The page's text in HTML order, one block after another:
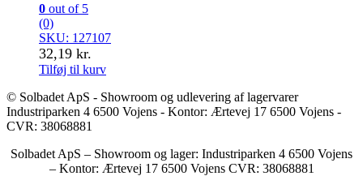
0 out of 5
(0)
SKU: 127107
32,19 kr.
Tilføj til kurv
© Solbadet ApS - Showroom og udlevering af lagervarer
Industriparken 4 6500 Vojens - Kontor: Ærtevej 17 6500 Vojens -
CVR: 38068881
Solbadet ApS – Showroom og lager: Industriparken 4 6500 Vojens
– Kontor: Ærtevej 17 6500 Vojens CVR: 38068881